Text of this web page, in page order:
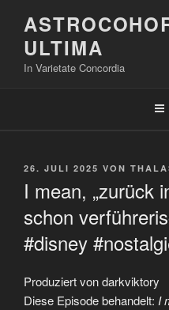
Inhalt
springenULTIMA
In Varietate Concordia
VERÖFFENTLICHT
26. JULI 2025 VON
I mean, „zurück
schon
#disney
Produziert von darkviktory
Diese Episode behandelt: I